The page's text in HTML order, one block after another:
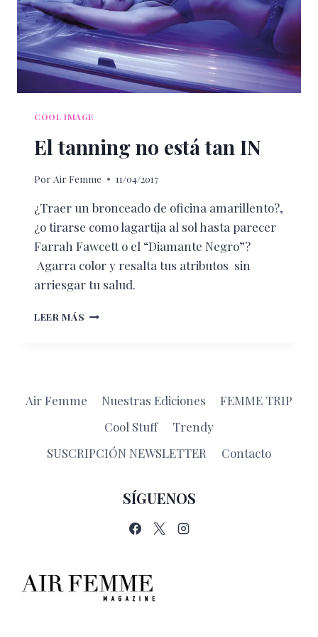
COOL IMAGE
El tanning no está tan IN
Por Air Femme 11/04/2017
¿Traer un bronceado de oficina amarillento?,
¿o tirarse como lagartija al sol hasta parecer
Farrah Fawcett o el “Diamante Negro”?
Agarra color y resalta tus atributos sin
arriesgar tu salud.
LEER MÁS
Air Femme Nuestras Ediciones
FEMME TRIP
Cool Stuff
Trendy
SUSCRIPCIÓN NEWSLETTER
Contacto
SÍGUENOS